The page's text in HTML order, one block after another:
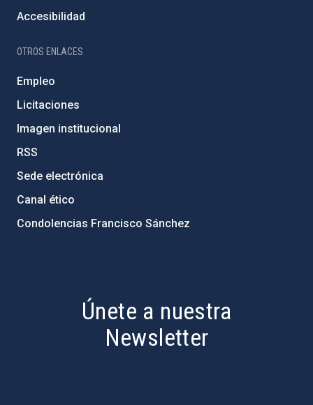
Accesibilidad
OTROS ENLACES
Empleo
Licitaciones
Imagen institucional
RSS
Sede electrónica
Canal ético
Condolencias Francisco Sánchez
Únete a nuestra
Newsletter